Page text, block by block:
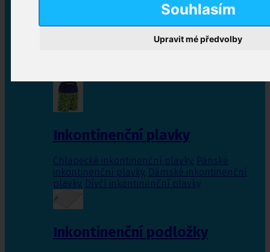
Souhlasím
Upravit mé předvolby
Inkontinenční vložky
Inkontinenční plavky
Chlapecké inkontinenční plavky, Pánské
inkontinenční plavky, Dámské inkontinenční
plavky, Dívčí inkontinenční plavky
Inkontinenční podložky